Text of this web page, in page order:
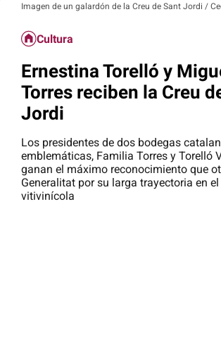
Imagen de un galardón de la Creu de Sant Jordi /
Cultura
Ernestina Torelló y
Torres reciben la Creu
Jordi
Los presidentes de dos bodegas
emblemáticas, Familia Torres y Torelló
ganan el máximo reconocimiento que
Generalitat por su larga trayectoria en
vitivinícola